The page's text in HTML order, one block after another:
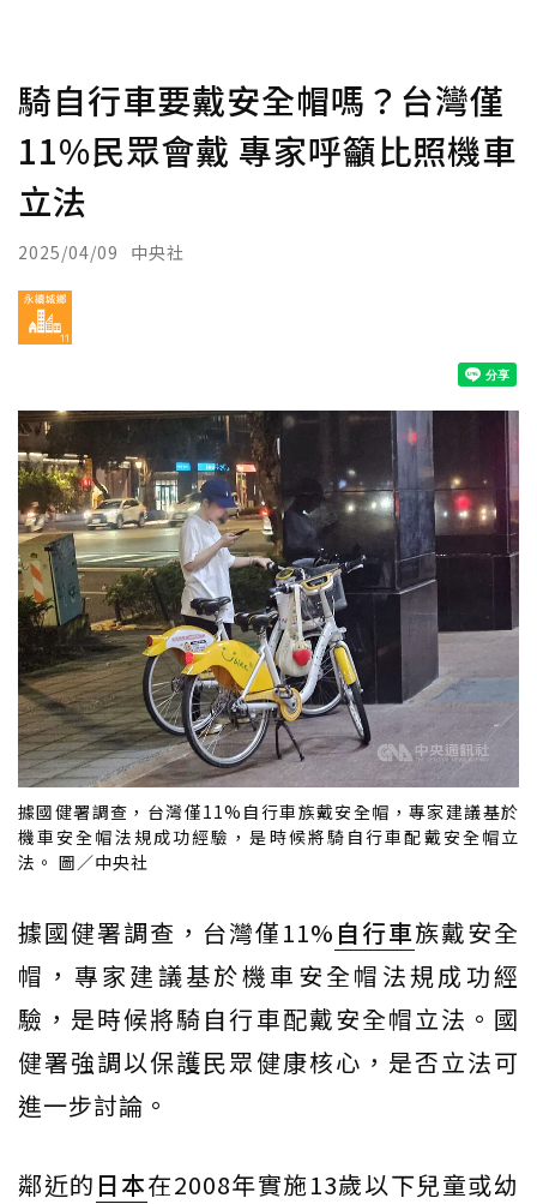
騎自行車要戴安全帽嗎？台灣僅
11%民眾會戴 專家呼籲比照機車
立法
2025/04/09 中央社
據國健署調查，台灣僅11%自行車族戴安全帽，專家建議基於
機車安全帽法規成功經驗，是時候將騎自行車配戴安全帽立
法。 圖／中央社
據國健署調查，台灣僅11% 自行車族戴安全
帽，專家建議基於機車安全帽法規成功經
驗，是時候將騎自行車配戴安全帽立法。國
健署強調以保護民眾健康核心，是否立法可
進一步討論。
鄰近的 日本在2008年實施13歲以下兒童或幼